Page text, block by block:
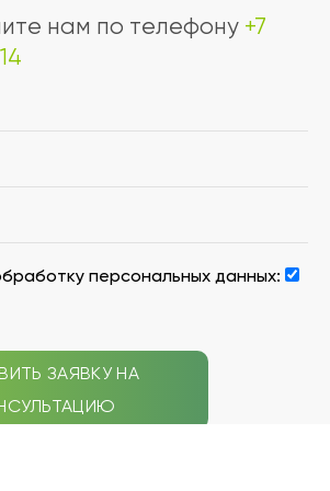
нам по телефону +7
персональных данных:
ЗАЯВКУ НА